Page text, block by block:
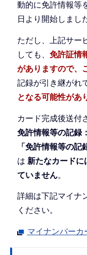
動的に免許情報等
日より開始しまし
ただし、上記サー
しても、 免許証情
がありますので、
記録が引き継がれ
となる可能性があ
カード完成後送付
免許情報等の記録
「免許情報等の
は 新たなカードに
ていません。
詳細は下記マイナ
ください。
マイナンバーカ